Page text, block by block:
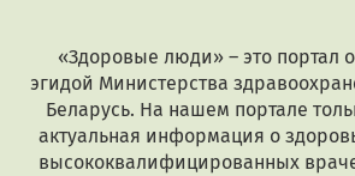
«Здоровые люди» – это портал
эгидой Министерства
Беларусь. На нашем портале
актуальная информация о
высококвалифицированных